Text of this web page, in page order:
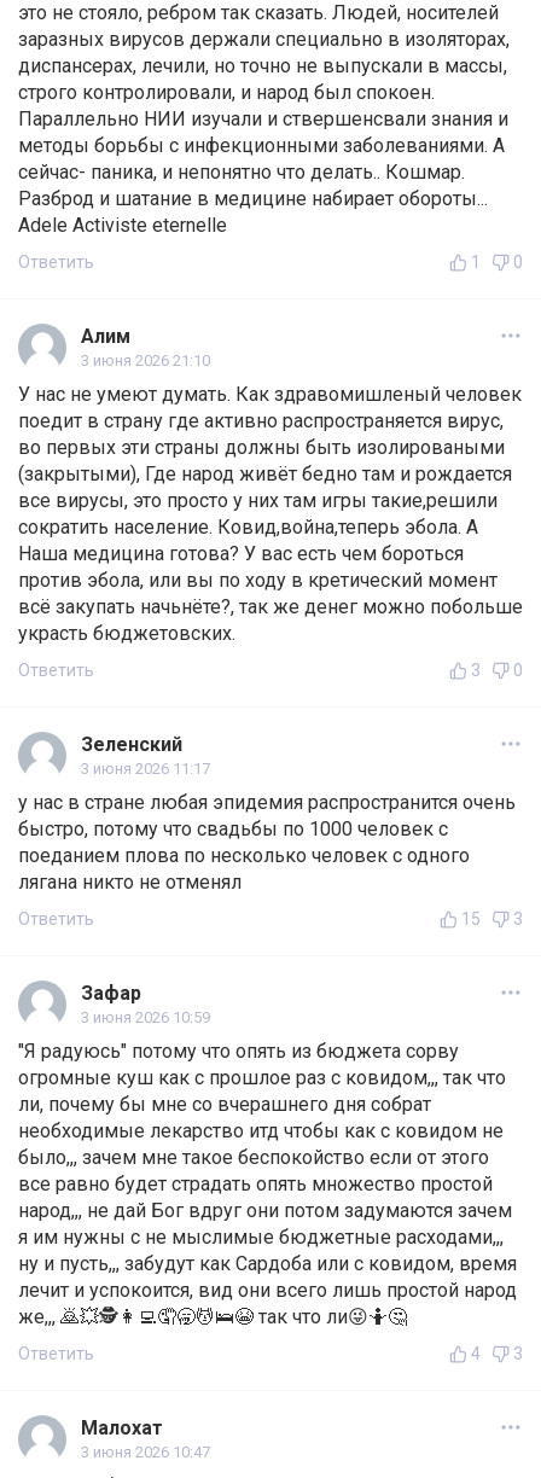
это не стояло, ребром так сказать. Людей, носителей
заразных вирусов держали специально в изоляторах,
диспансерах, лечили, но точно не выпускали в массы,
строго контролировали, и народ был спокоен.
Параллельно НИИ изучали и ствершенсвали знания и
методы борьбы с инфекционными заболеваниями. А
сейчас- паника, и непонятно что делать.. Кошмар.
Разброд и шатание в медицине набирает обороты...
Adele Activiste eternelle
Ответить 1 0
Алим
3 июня 2026 21:10
У нас не умеют думать. Как здравомишленый человек
поедит в страну где активно распространяется вирус,
во первых эти страны должны быть изолироваными
(закрытыми), Где народ живёт бедно там и рождается
все вирусы, это просто у них там игры такие,решили
сократить население. Ковид,война,теперь эбола. А
Наша медицина готова? У вас есть чем бороться
против эбола, или вы по ходу в кретический момент
всё закупать начьнёте?, так же денег можно побольше
украсть бюджетовских.
Ответить 3 0
Зеленский
3 июня 2026 11:17
у нас в стране любая эпидемия распространится очень
быстро, потому что свадьбы по 1000 человек с
поеданием плова по несколько человек с одного
лягана никто не отменял
Ответить 15 3
Зафар
3 июня 2026 10:59
"Я радуюсь" потому что опять из бюджета сорву
огромные куш как с прошлое раз с ковидом,,, так что
ли, почему бы мне со вчерашнего дня собрат
необходимые лекарство итд чтобы как с ковидом не
было,,, зачем мне такое беспокойство если от этого
все равно будет страдать опять множество простой
народ,,, не дай Бог вдруг они потом задумаются зачем
я им нужны с не мыслимые бюджетные расходами,,,
ну и пусть,,, забудут как Сардоба или с ковидом, время
лечит и успокоится, вид они всего лишь простой народ
же,,, 🙇💥🕵️👩‍💻🤦🥱💆🛌😭 так что ли😜🤷🤔
Ответить 4 3
Малохат
3 июня 2026 10:47